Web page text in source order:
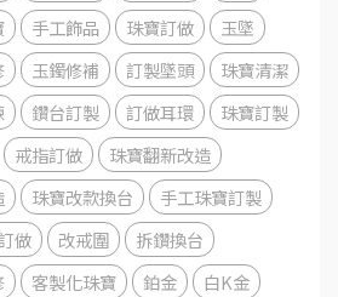
手工飾品 珠寶訂做
玉墜
玉鐲修補 訂製墜頭
珠寶清潔
鑽台訂製 訂做耳環
珠寶訂製
戒指訂做
珠寶翻新改造
珠寶改款換台
手工珠寶訂製
做 改戒圍
拆鑽換台
客製化珠寶 鉑金
白K金